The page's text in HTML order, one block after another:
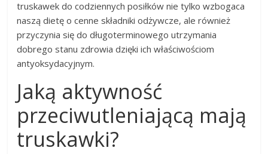
truskawek do codziennych posiłków nie tylko wzbogaca
naszą dietę o cenne składniki odżywcze, ale również
przyczynia się do długoterminowego utrzymania
dobrego stanu zdrowia dzięki ich właściwościom
antyoksydacyjnym.
Jaką aktywność
przeciwutleniającą mają
truskawki?